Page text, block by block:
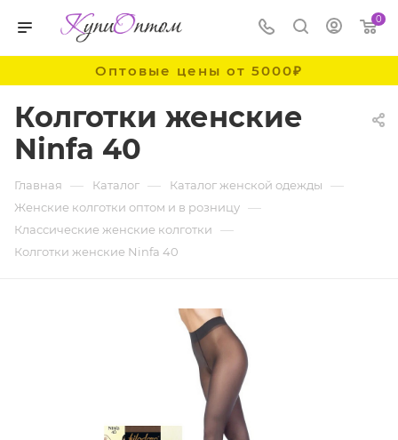
0
Оптовые цены от 5000₽
Колготки женские
Ninfa 40
Главная — Каталог — Каталог женской одежды —
Женские колготки оптом и в розницу —
Классические женские колготки —
Колготки женские Ninfa 40